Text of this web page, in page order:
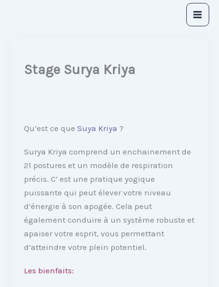
Stage Surya Kriya
Qu’est ce queSuya Kriya ?
Surya Kriya comprend un enchainement de
21 postures et un modèle de respiration
précis. C’ est une pratique yogique
puissante qui peut élever votre niveau
d’énergie à son apogée. Cela peut
également conduire à un système robuste et
apaiser votre esprit, vous permettant
d’atteindre votre plein potentiel.
Les bienfaits: